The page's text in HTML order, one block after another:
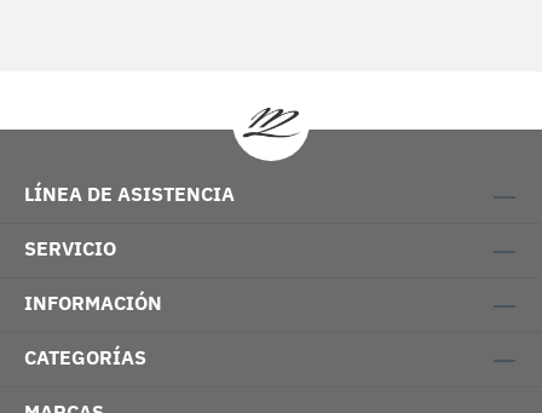
LÍNEA DE ASISTENCIA
SERVICIO
INFORMACIÓN
CATEGORÍAS